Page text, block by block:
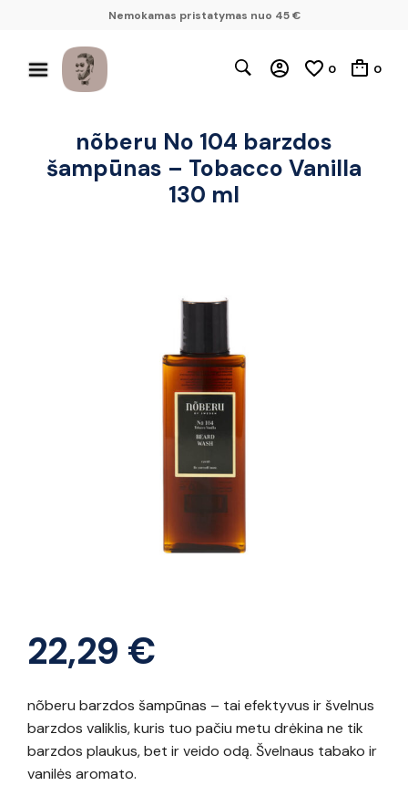
Nemokamas pristatymas nuo 45 €
0 0
nõberu No 104 barzdos
šampūnas – Tobacco Vanilla
130 ml
22,29 €
nõberu barzdos šampūnas – tai efektyvus ir švelnus
barzdos valiklis, kuris tuo pačiu metu drėkina ne tik
barzdos plaukus, bet ir veido odą. Švelnaus tabako ir
vanilės aromato.